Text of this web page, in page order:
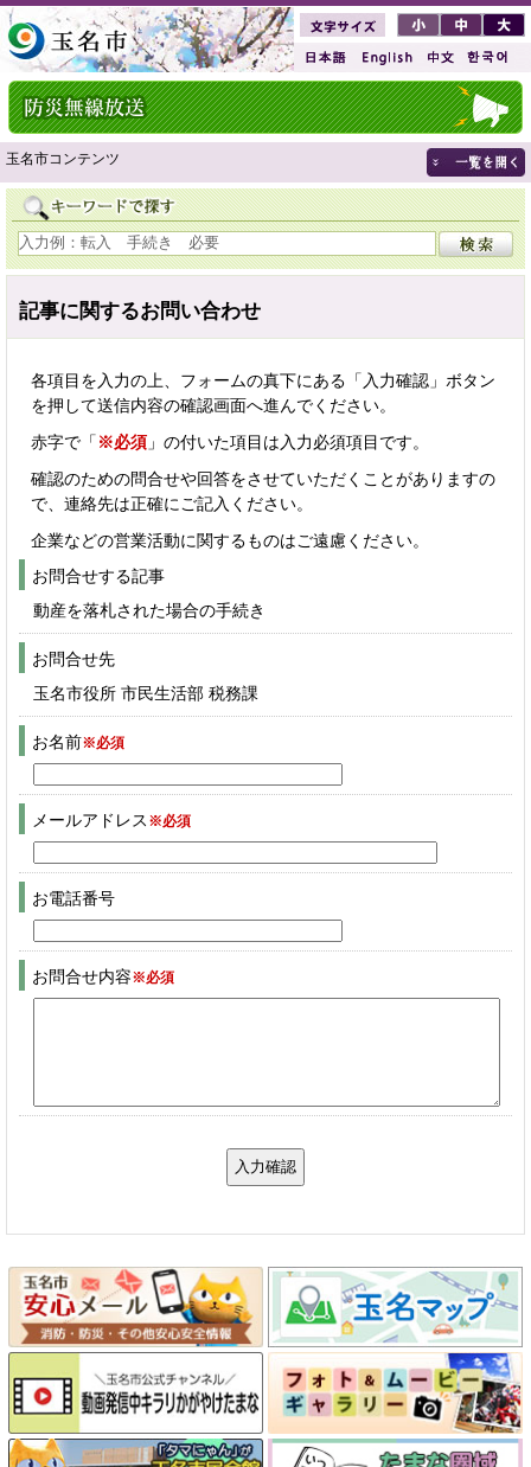
玉名市コンテンツ
記事に関するお問い合わせ
各項目を入力の上、フォームの真下にある「入力確認」ボタン
を押して送信内容の確認画面へ進んでください。
赤字で「 ※必須 」の付いた項目は入力必須項目です。
確認のための問合せや回答をさせていただくことがありますの
で、連絡先は正確にご記入ください。
企業などの営業活動に関するものはご遠慮ください。
お問合せする記事
動産を落札された場合の手続き
お問合せ先
玉名市役所 市民生活部 税務課
お名前※必須
メールアドレス ※必須
お電話番号
お問合せ内容※必須